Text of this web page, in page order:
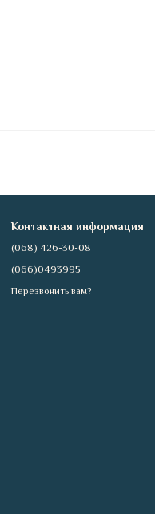
Контактная информация
(068) 426-30-08
(066)0493995
Перезвонить вам?